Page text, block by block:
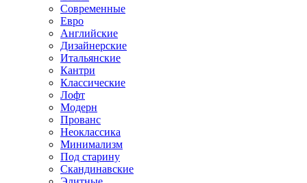
Современные
Евро
Английские
Дизайнерские
Итальянские
Кантри
Классические
Лофт
Модерн
Прованс
Неоклассика
Минимализм
Под старину
Скандинавские